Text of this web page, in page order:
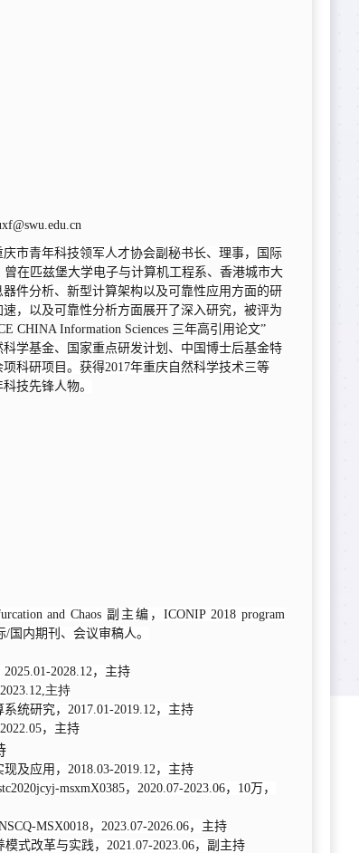
庆市青年科技领军人才协会副秘书长、理事，国际
在匹兹堡大学电子与计算机工程系、香港城市大
件分析、新型计算架构以及可靠性应用方面的研
，以及可靠性分析方面展开了深入研究， 被评为
CHINA Information Sciences 三年高引用论文”
学基金、国家重点研发计划、中国博士后基金特
科研项目。获得2017年重庆自然科学技术三等
科技先锋人物。
and Chaos 副主编，ICONIP 2018 program
/国内期刊、会议审稿人。
2028.12，主持
主持
统研究，2017.01-2019.12，主持
，主持
及应用，2018.03-2019.12，主持
msxmX0385，2020.07-2023.06，10万，
MSX0018，2023.07-2026.06，主持
式改革与实践，2021.07-2023.06，副主持